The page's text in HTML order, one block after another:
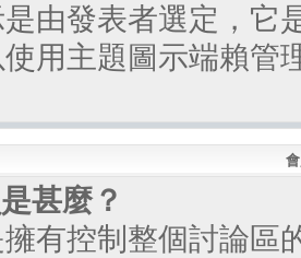
由發表者選定，它
用主題圖示端賴管
甚麼？
有控制整個討論區